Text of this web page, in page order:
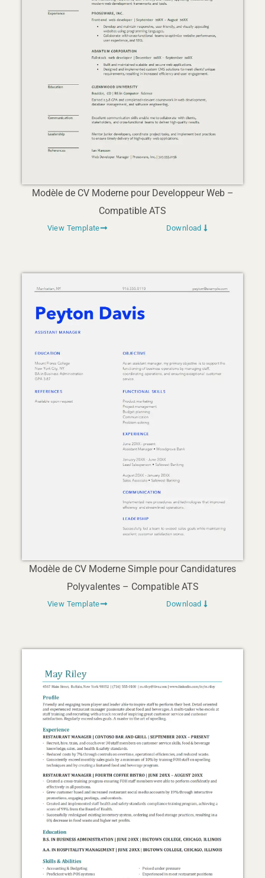
Modèle de CV Moderne pour Developpeur Web –
Compatible ATS
View Template Download
Modèle de CV Moderne Simple pour Candidatures
Polyvalentes – Compatible ATS
View Template Download